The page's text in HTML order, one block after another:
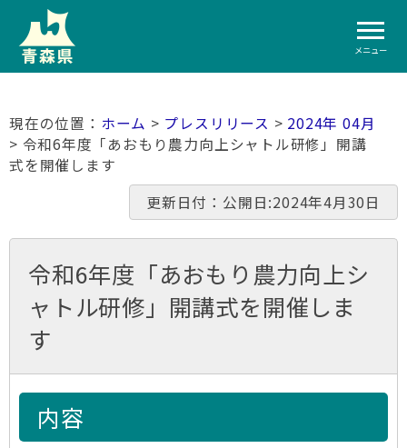
メニュー
ホーム > プレスリリース > 2024年 04月
> 令和6年度「あおもり農力向上シャトル研修」開講
式を開催します
更新日付：公開日:2024年4月30日
令和6年度「あおもり農力向上シ
ャトル研修」開講式を開催しま
す
内容